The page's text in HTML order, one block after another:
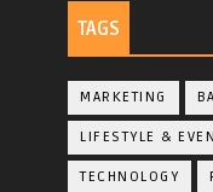
TAGS
MARKETING
LIFESTYLE &
TECHNOLOGY